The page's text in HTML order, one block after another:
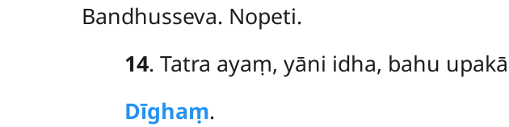
Bandhusseva. Nopeti.
14. Tatra ayaṃ, yāni idha, bahu
Dīghaṃ.